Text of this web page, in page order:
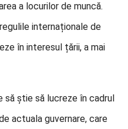
a locurilor de muncă.
internaționale de
în interesul țării, a mai
să știe să lucreze în cadrul
actuala guvernare, care